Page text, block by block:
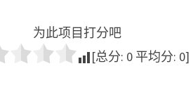
为此项目打分吧
[总分: 0 平均分: 0]